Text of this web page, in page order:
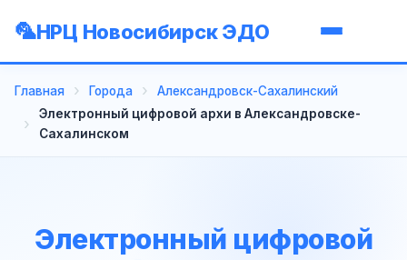
НРЦ Новосибирск ЭДО
Главная Города
Александровск-Сахалинский
Электронный цифровой архи в Александровске-
Сахалинском
Электронный цифровой